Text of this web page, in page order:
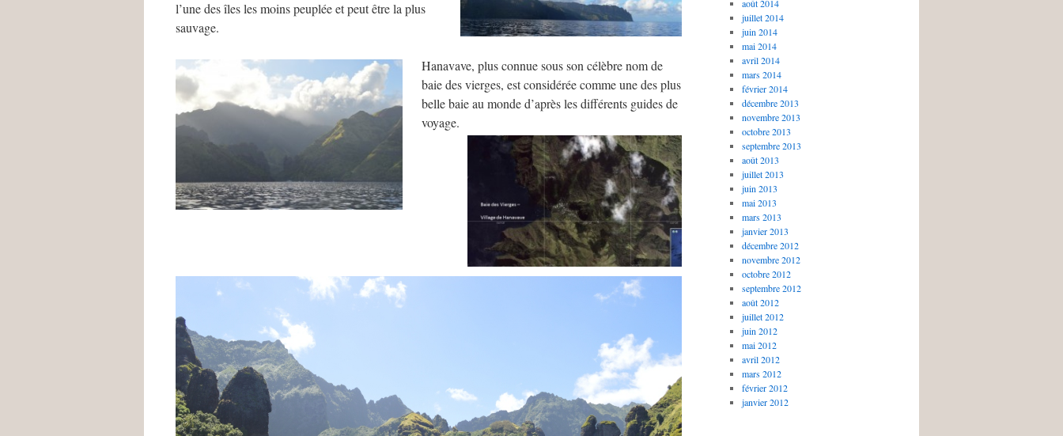
l’une des îles les moins peuplée et peut être la plus
sauvage.
Hanavave, plus connue sous son célèbre nom de
baie des vierges, est considérée comme une des plus
belle baie au monde d’après les différents guides de
voyage.
août 2014
juillet 2014
juin 2014
mai 2014
avril 2014
mars 2014
février 2014
décembre 2013
novembre 2013
octobre 2013
septembre 2013
août 2013
juillet 2013
juin 2013
mai 2013
mars 2013
janvier 2013
décembre 2012
novembre 2012
octobre 2012
septembre 2012
août 2012
juillet 2012
juin 2012
mai 2012
avril 2012
mars 2012
février 2012
janvier 2012